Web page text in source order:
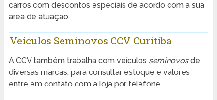
carros com descontos especiais de acordo com a sua
área de atuação.
Veículos Seminovos CCV Curitiba
A CCV também trabalha com veículos seminovosde
diversas marcas, para consultar estoque e valores
entre em contato com a loja por telefone.